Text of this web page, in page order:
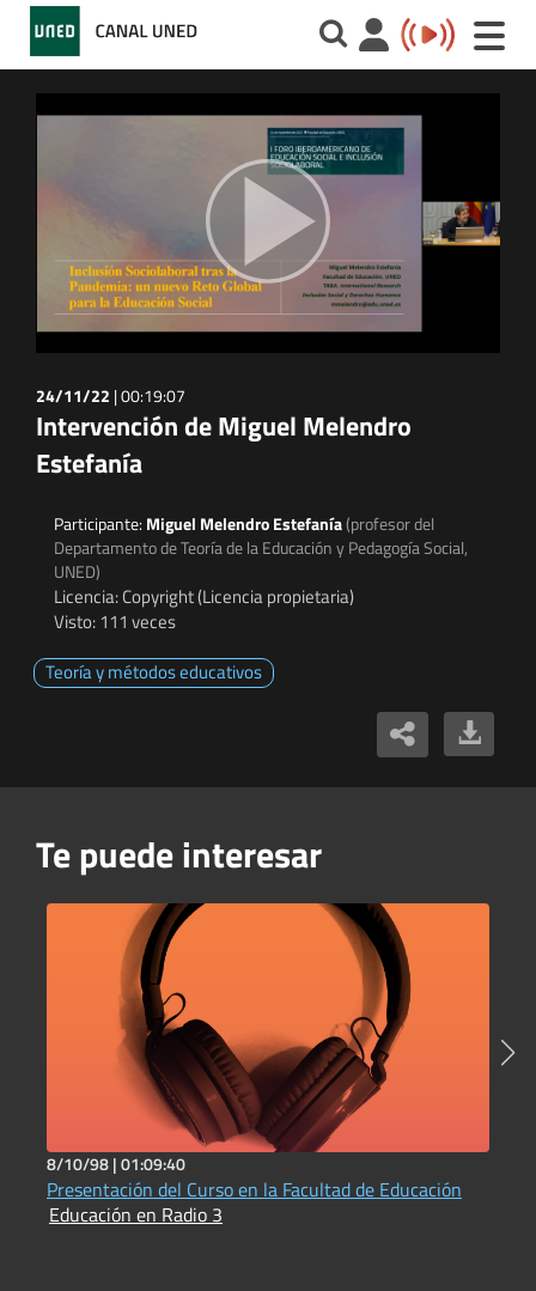
Toggle
24/11/22 |00:19:07
Intervención de Miguel Melendro
Estefanía
Participante: Miguel Melendro Estefanía(profesor del
Departamento de Teoría de la Educación y Pedagogía Social,
UNED)
Licencia: Copyright (Licencia propietaria)
Visto: 111 veces
Teoría y métodos educativos
Te puede interesar
8/10/98 |01:09:40
Presentación del Curso en la Facultad de Educación
Educación en Radio 3